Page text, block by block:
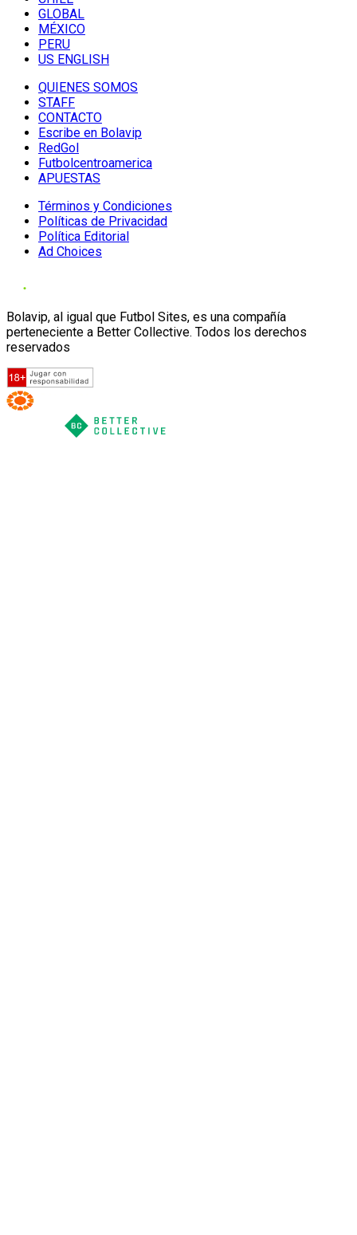
GLOBAL
MÉXICO
PERU
US ENGLISH
QUIENES SOMOS
STAFF
CONTACTO
Escribe en Bolavip
RedGol
Futbolcentroamerica
APUESTAS
Términos y Condiciones
Políticas de Privacidad
Política Editorial
Ad Choices
Bolavip, al igual que Futbol Sites, es una compañía
perteneciente a Better Collective. Todos los derechos
reservados